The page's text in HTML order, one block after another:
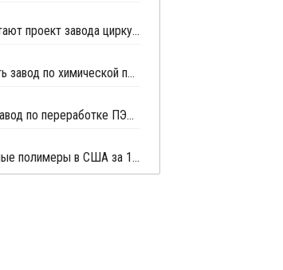
BASF и Encina проработают проект завода циркулярной химии в США
Braven не будет строить завод по химической переработке пластика в Техасе
Alpek закроет второй завод по переработке ПЭТ в США за шесть месяцев
Спрос на биоразлагаемые полимеры в США за 10 лет может вырасти в 6 раз